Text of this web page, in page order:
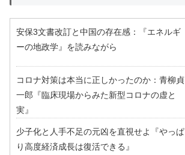
安保3文書改訂と中国の存在感：『エネルギ
ーの地政学』を読みながら
コロナ対策は本当に正しかったのか：青柳貞
一郎『臨床現場からみた新型コロナの虚と
実』
少子化と人手不足の元凶を直視せよ『やっぱ
り高度経済成長は復活できる』